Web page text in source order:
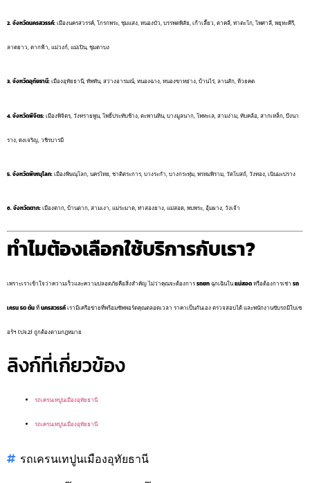
2. จังหวัดนครสวรรค์:เมืองนครสวรรค์, โกรกพระ, ชุมแสง, หนองบัว, บรรพตพิสัย, เก้าเลี้ยว, ตาคลี, ท่าตะโก, ไพศาลี, พยุหะคีรี,
ลาดยาว, ตากฟ้า, แม่วงก์, แม่เปิน, ชุมตาบง
3. จังหวัดอุทัยธานี:เมืองอุทัยธานี, ทัพทัน, สว่างอารมณ์, หนองฉาง, หนองขาหย่าง, บ้านไร่, ลานสัก, ห้วยคต
4. จังหวัดพิจิตร:เมืองพิจิตร, วังทรายพูน, โพธิ์ประทับช้าง, ตะพานหิน, บางมูลนาก, โพทะเล, สามง่าม, ทับคล้อ, สากเหล็ก, บึงนา
ราง, ดงเจริญ, วชิรบารมี
5. จังหวัดพิษณุโลก:เมืองพิษณุโลก, นครไทย, ชาติตระการ, บางระกำ, บางกระทุ่ม, พรหมพิราม, วัดโบสถ์, วังทอง, เนินมะปราง
6. จังหวัดตาก:เมืองตาก, บ้านตาก, สามเงา, แม่ระมาด, ท่าสองยาง, แม่สอด, พบพระ, อุ้มผาง, วังเจ้า
ทำไมต้องเลือกใช้บริการกับเรา?
เพราะเราเข้าใจว่าความเร็วและความปลอดภัยคือสิ่งสำคัญ ไม่ว่าคุณจะต้องการรถยกฉุกเฉินในแม่สอดหรือต้องการเช่า รถ
เครน 50 ตันที่นครสวรรค์เรามีเครือข่ายที่พร้อมซัพพอร์ตคุณตลอดเวลา ราคาเป็นกันเอง ตรวจสอบได้ และพนักงานขับรถมีใบเซ
อร์ฯ (ปจ.2) ถูกต้องตามกฎหมาย
ลิงก์ที่เกี่ยวข้อง
รถเครนเทปูนเมืองอุทัยธานี
รถเครนเทปูนเมืองอุทัยธานี
รถเครนเทปูนเมืองอุทัยธานี